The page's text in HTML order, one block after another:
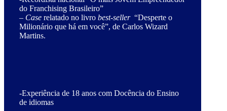
do Franchising Brasileiro”
– Case relatado no livro best-seller“Desperte o
Milionário que há em você”, de Carlos Wizard
Martins.
-Experiência de 18 anos com Docência do Ensino
de idiomas